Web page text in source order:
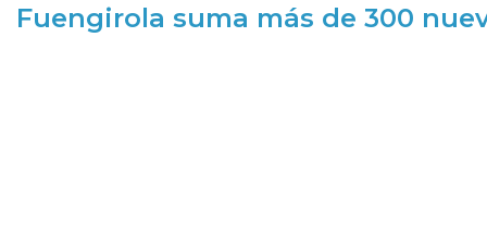
Fuengirola suma más de 300